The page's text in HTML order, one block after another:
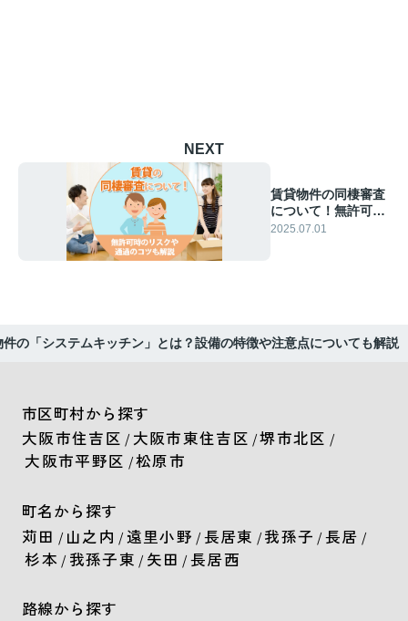
NEXT
賃貸物件の同棲審査
について！無許可時
のリスクや通過のコ
2025.07.01
件の「システムキッチン」とは？設備の特徴や注意点についても解説
市区町村から探す
大阪市住吉区 / 大阪市東住吉区 /堺市北区 /
大阪市平野区 /松原市
町名から探す
苅田 / 山之内 / 遠里小野 / 長居東 / 我孫子 / 長居 /
杉本 / 我孫子東 / 矢田 / 長居西
路線から探す